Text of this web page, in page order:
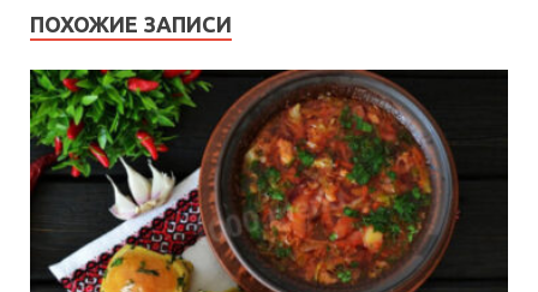
ПОХОЖИЕ ЗАПИСИ